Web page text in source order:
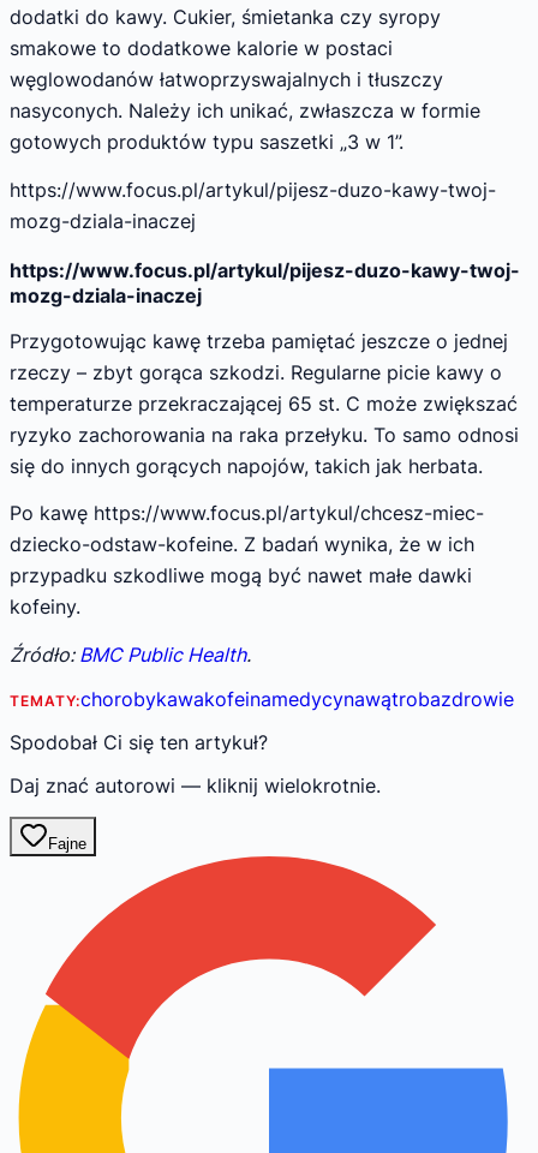
dodatki do kawy. Cukier, śmietanka czy syropy
smakowe to dodatkowe kalorie w postaci
węglowodanów łatwoprzyswajalnych i tłuszczy
nasyconych. Należy ich unikać, zwłaszcza w formie
gotowych produktów typu saszetki „3 w 1”.
https://www.focus.pl/artykul/pijesz-duzo-kawy-twoj-
mozg-dziala-inaczej
https://www.focus.pl/artykul/pijesz-duzo-kawy-twoj-
mozg-dziala-inaczej
Przygotowując kawę trzeba pamiętać jeszcze o jednej
rzeczy – zbyt gorąca szkodzi. Regularne picie kawy o
temperaturze przekraczającej 65 st. C może zwiększać
ryzyko zachorowania na raka przełyku. To samo odnosi
się do innych gorących napojów, takich jak herbata.
Po kawę https://www.focus.pl/artykul/chcesz-miec-
dziecko-odstaw-kofeine. Z badań wynika, że w ich
przypadku szkodliwe mogą być nawet małe dawki
kofeiny.
Źródło: BMC Public Health.
TEMATY:chorobykawakofeinamedycynawątrobazdrowie
Spodobał Ci się ten artykuł?
Daj znać autorowi — kliknij wielokrotnie.
Fajne